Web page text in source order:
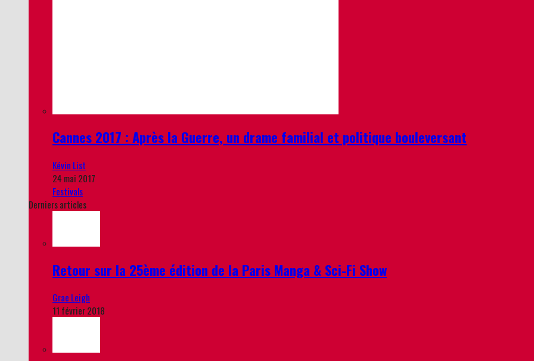
Cannes 2017 : Après la Guerre, un drame familial et politique bouleversant
Kévin List
24 mai 2017
Festivals
Derniers articles
Retour sur la 25ème édition de la Paris Manga & Sci-Fi Show
Grae Leigh
11 février 2018